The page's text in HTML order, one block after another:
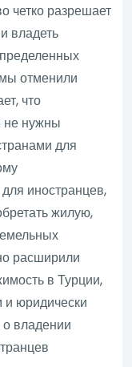
четко разрешает
владеть
отменили
что
не нужны
для
иностранцев,
жилую,
расширили
в Турции,
юридически
владении